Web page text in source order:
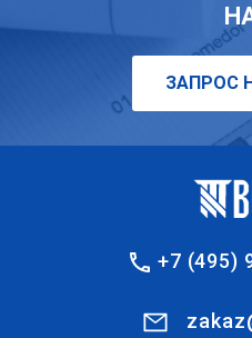
ЗАПРОС
+7 (495)